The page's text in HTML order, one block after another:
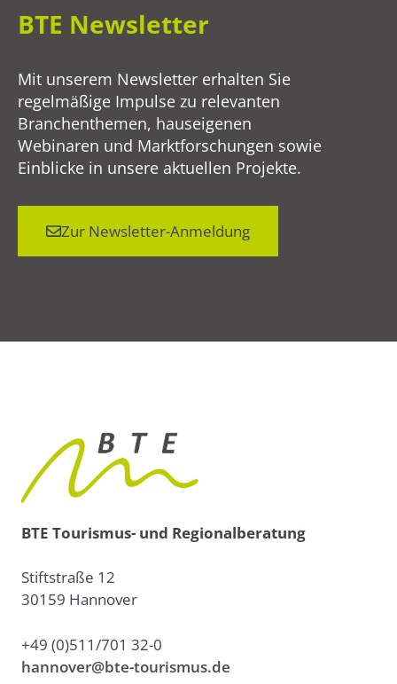
BTE Newsletter
Mit unserem Newsletter erhalten Sie
regelmäßige Impulse zu relevanten
Branchenthemen, hauseigenen
Webinaren und Marktforschungen sowie
Einblicke in unsere aktuellen Projekte.
Zur Newsletter-Anmeldung
BTE Tourismus- und Regionalberatung
Stiftstraße 12
30159 Hannover
+49 (0)511/701 32-0
hannover@bte-tourismus.de